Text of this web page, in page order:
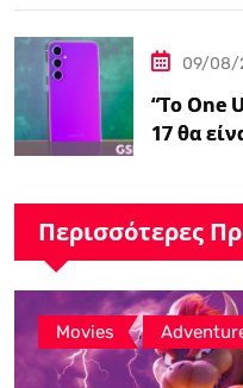
Δράσης
09/08/
“Το One
17 θα
Περισσότερες
Movies ,